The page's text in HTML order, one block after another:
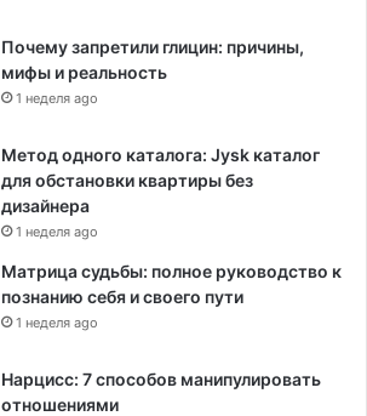
Почему запретили глицин: причины,
мифы и реальность
1 неделя ago
Метод одного каталога: Jysk каталог
для обстановки квартиры без
дизайнера
1 неделя ago
Матрица судьбы: полное руководство к
познанию себя и своего пути
1 неделя ago
Нарцисс: 7 способов манипулировать
отношениями